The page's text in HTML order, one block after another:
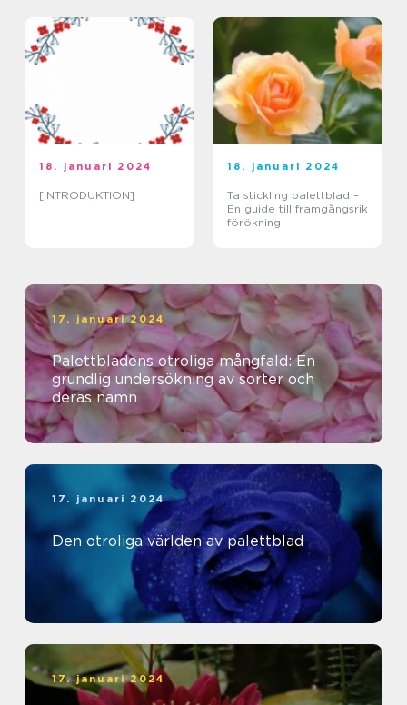
18. januari 2024
[INTRODUKTION]
18. januari 2024
Ta stickling palettblad –
En guide till framgångsrik
förökning
17. januari 2024
Palettbladens otroliga mångfald: En
grundlig undersökning av sorter och
deras namn
17. januari 2024
Den otroliga världen av palettblad
17. januari 2024